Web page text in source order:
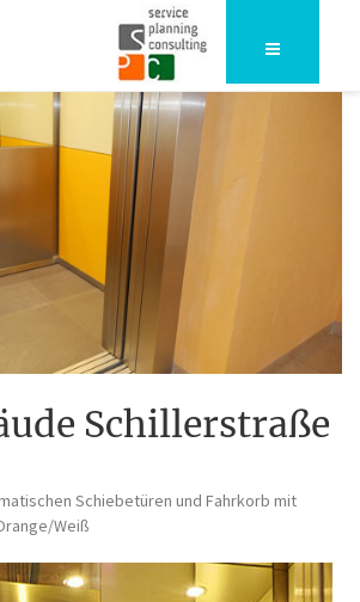
Schillerstraße
Schiebetüren und Fahrkorb mit
Weiß